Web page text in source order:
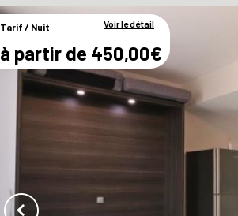
Tarif / Nuit Voir le détail
à partir de 450,00€